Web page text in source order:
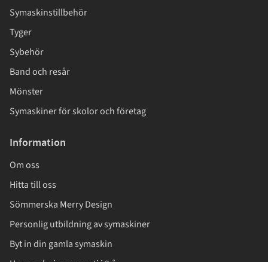
Symaskinstillbehör
Tyger
Sybehör
Band och resår
Mönster
Symaskiner för skolor och företag
Information
Om oss
Hitta till oss
Sömmerska Merry Design
Personlig utbildning av symaskiner
Byt in din gamla symaskin